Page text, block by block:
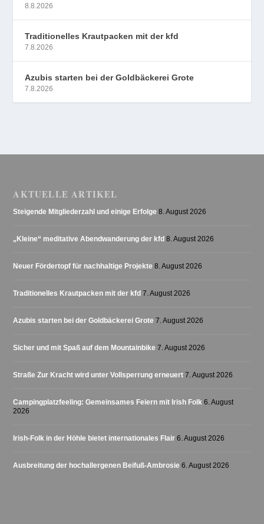
8.8.2026
Traditionelles Krautpacken mit der kfd
7.8.2026
Azubis starten bei der Goldbäckerei Grote
7.8.2026
AKTUELLE ARTIKEL
Steigende Mitgliederzahl und einige Erfolge 8. August 2026
„Kleine“ meditative Abendwanderung der kfd 8. August 2026
Neuer Fördertopf für nachhaltige Projekte 8. August 2026
Traditionelles Krautpacken mit der kfd 7. August 2026
Azubis starten bei der Goldbäckerei Grote 7. August 2026
Sicher und mit Spaß auf dem Mountainbike 7. August 2026
Straße Zur Kracht wird unter Vollsperrung erneuert 7. August 2026
Campingplatzfeeling: Gemeinsames Feiern mit Irish Folk 6. August
2026
Irish-Folk in der Höhle bietet internationales Flair 6. August 2026
Ausbreitung der hochallergenen Beifuß-Ambrosie 6. August 2026